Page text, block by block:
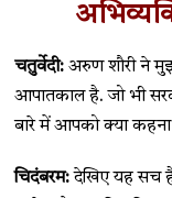
चतुर्वेदी: अरुण शौरी ने
आपातकाल है. जो भी
बारे में आपको क्या
चिदंबरम:देखिए यह सच